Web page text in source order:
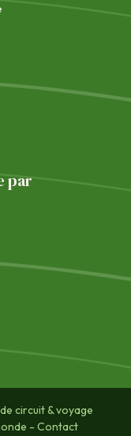
par
circuit & voyage
- Contact